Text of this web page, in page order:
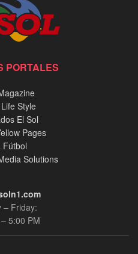
PORTALES
Style
El Sol
Pages
Fútbol
Solutions
– Friday:
5:00 PM